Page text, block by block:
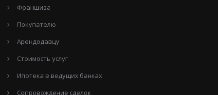
Франшиза
Покупателю
Арендодавцу
Стоимость услуг
Ипотека в ведущих банках
Сопровождение сделок